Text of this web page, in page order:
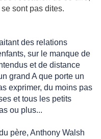
sont pas dites.
des relations
sur le manque de
et de distance
grand A que porte un
exprimer, du moins pas
et tous les petits
ou plus...
père, Anthony Walsh